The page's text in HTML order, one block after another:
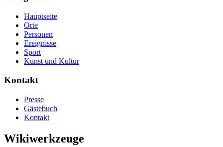
Hauptseite
Orte
Personen
Ereignisse
Sport
Kunst und Kultur
Kontakt
Presse
Gästebuch
Kontakt
Wikiwerkzeuge